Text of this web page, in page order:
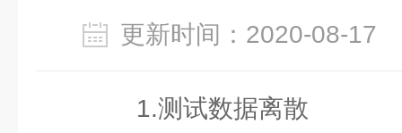
更新时间：2020-08-
1.测试数据离散